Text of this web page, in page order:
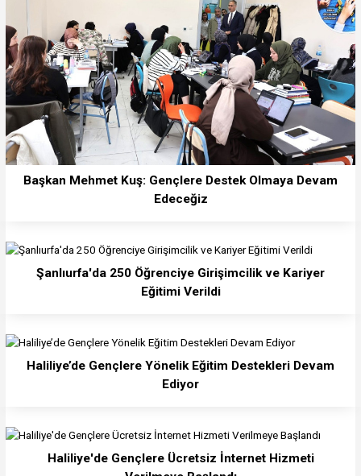
Başkan Mehmet Kuş: Gençlere Destek Olmaya Devam
Edeceğiz
Şanlıurfa'da 250 Öğrenciye Girişimcilik ve Kariyer
Eğitimi Verildi
Haliliye’de Gençlere Yönelik Eğitim Destekleri Devam
Ediyor
Haliliye'de Gençlere Ücretsiz İnternet Hizmeti